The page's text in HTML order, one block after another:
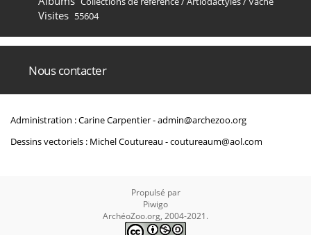
Visites 55604
Nous contacter
Administration : Carine Carpentier -admin@archezoo.org
Dessins vectoriels : Michel Coutureau -coutureaum@aol.com
Propulsé par
Piwigo
ArchéoZoo.org, 2004-2021.